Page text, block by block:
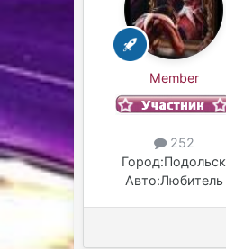
Member
252
Город:Подольск
Авто:Любитель